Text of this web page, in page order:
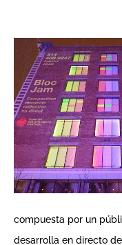
compuesta por un
desarrolla en directo